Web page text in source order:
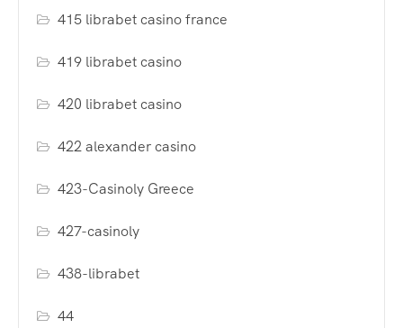
415 librabet casino france
419 librabet casino
420 librabet casino
422 alexander casino
423-Casinoly Greece
427-casinoly
438-librabet
44